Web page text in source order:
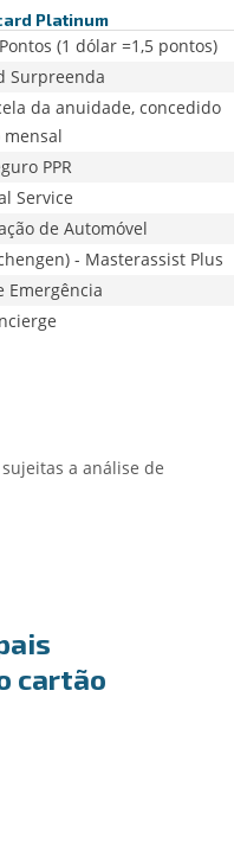
Platinum
(1 dólar =1,5 pontos)
Surpreenda
da anuidade, concedido
PPR
Service
de Automóvel
- Masterassist Plus
Emergência
a análise de
cartão